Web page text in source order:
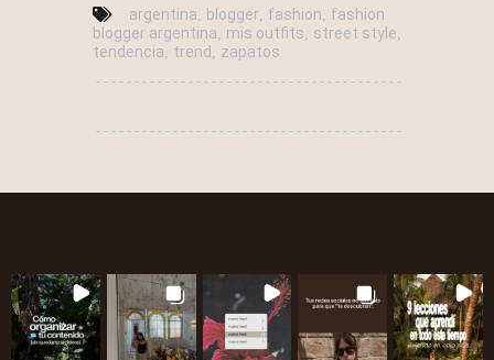
argentina blogger fashion
fashion
blogger argentina
mis outfits street style
tendencia trend zapatos